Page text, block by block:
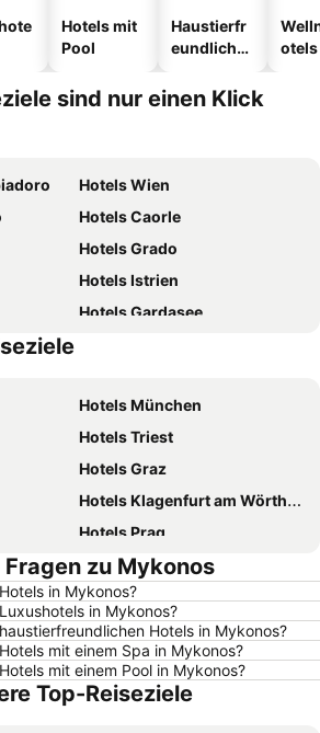
Hotels mit
Pool
Haustierfr
eundliche
otels
sind nur einen Klick
Hotels Wien
Hotels Caorle
Hotels Grado
Hotels Istrien
Hotels Gardasee
Hotels München
Hotels Triest
Hotels Graz
Hotels Klagenfurt am Wörthersee
Hotels Prag
Hotels Innsbruck
Hotels Jesolo
Hotels Rom
Hotels Rimini
Hotels Italien
zu Mykonos
in Mykonos?
in Mykonos?
Hotels in Mykonos?
mit einem Spa in Mykonos?
mit einem Pool in Mykonos?
Top-Reiseziele